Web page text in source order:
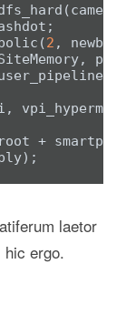
2 ,
+
laetor
ergo.